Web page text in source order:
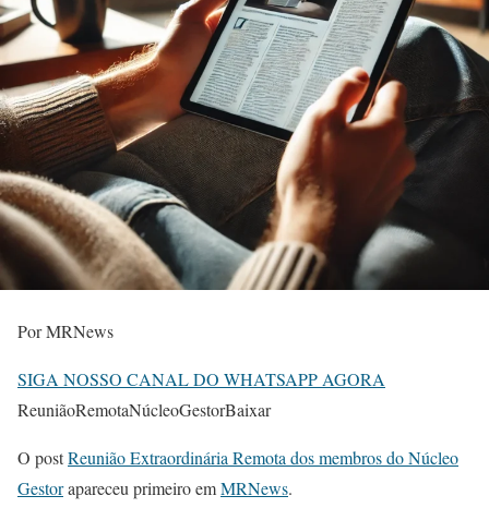
Por MRNews
SIGA NOSSO CANAL DO WHATSAPP AGORA
ReuniãoRemotaNúcleoGestorBaixar
O postReunião Extraordinária Remota dos membros do Núcleo
Gestorapareceu primeiro emMRNews.